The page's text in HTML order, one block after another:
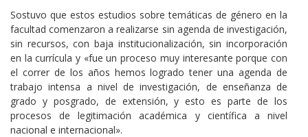
Sostuvo que estos estudios sobre temáticas de género en la
facultad comenzaron a realizarse sin agenda de investigación,
sin recursos, con baja institucionalización, sin incorporación
en la currícula y «fue un proceso muy interesante porque con
el correr de los años hemos logrado tener una agenda de
trabajo intensa a nivel de investigación, de enseñanza de
grado y posgrado, de extensión, y esto es parte de los
procesos de legitimación académica y científica a nivel
nacional e internacional».